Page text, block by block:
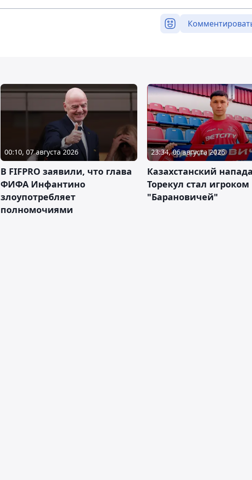
00:10, 07 августа 2026
В FIFPRO заявили, что глава
ФИФА Инфантино
злоупотребляет
полномочиями
23:34, 06 августа 2026
Казахстанский
Торекул стал игроком
"Барановичей"